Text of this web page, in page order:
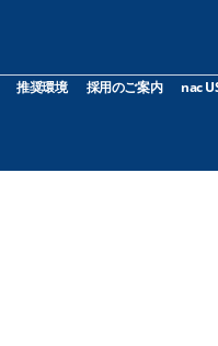
推奨環境 採用のご案内 nac